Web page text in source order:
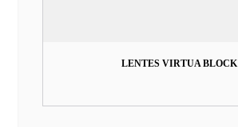
LENTES VIRTUA BLOCK